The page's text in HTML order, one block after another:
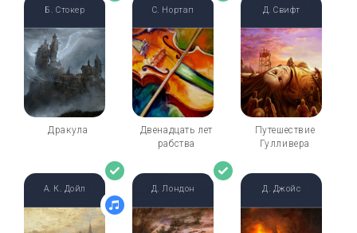
Дракула
Б. Стокер
Двенадцать лет
рабства
С. Нортап
Путешествие
Гулливера
Д. Свифт
А. К. Дойл Д. Лондон Д. Джойс